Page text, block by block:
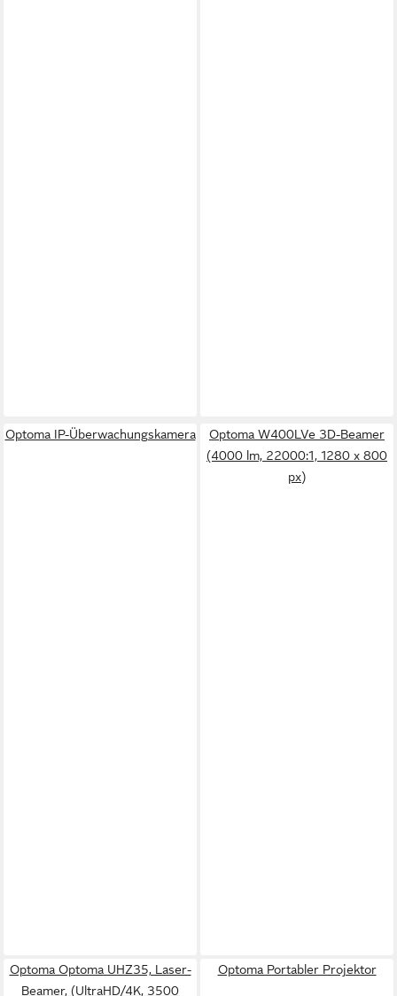
Optoma IP-Überwachungskamera
Optoma W400LVe 3D-Beamer
(4000 lm, 22000:1, 1280 x 800
px)
Optoma Optoma UHZ35, Laser-
Beamer, (UltraHD/4K, 3500
Optoma Portabler Projektor